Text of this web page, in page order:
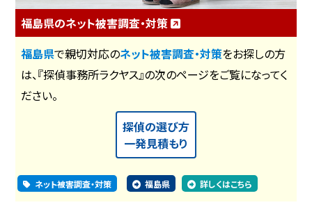
福島県のネット被害調査・対策
福島県で親切対応のネット被害調査・対策をお探しの方
は、『探偵事務所ラクヤス』の次のページをご覧になってく
ださい。
探偵の選び方
一発見積もり
ネット被害調査・対策 福島県 詳しくはこちら